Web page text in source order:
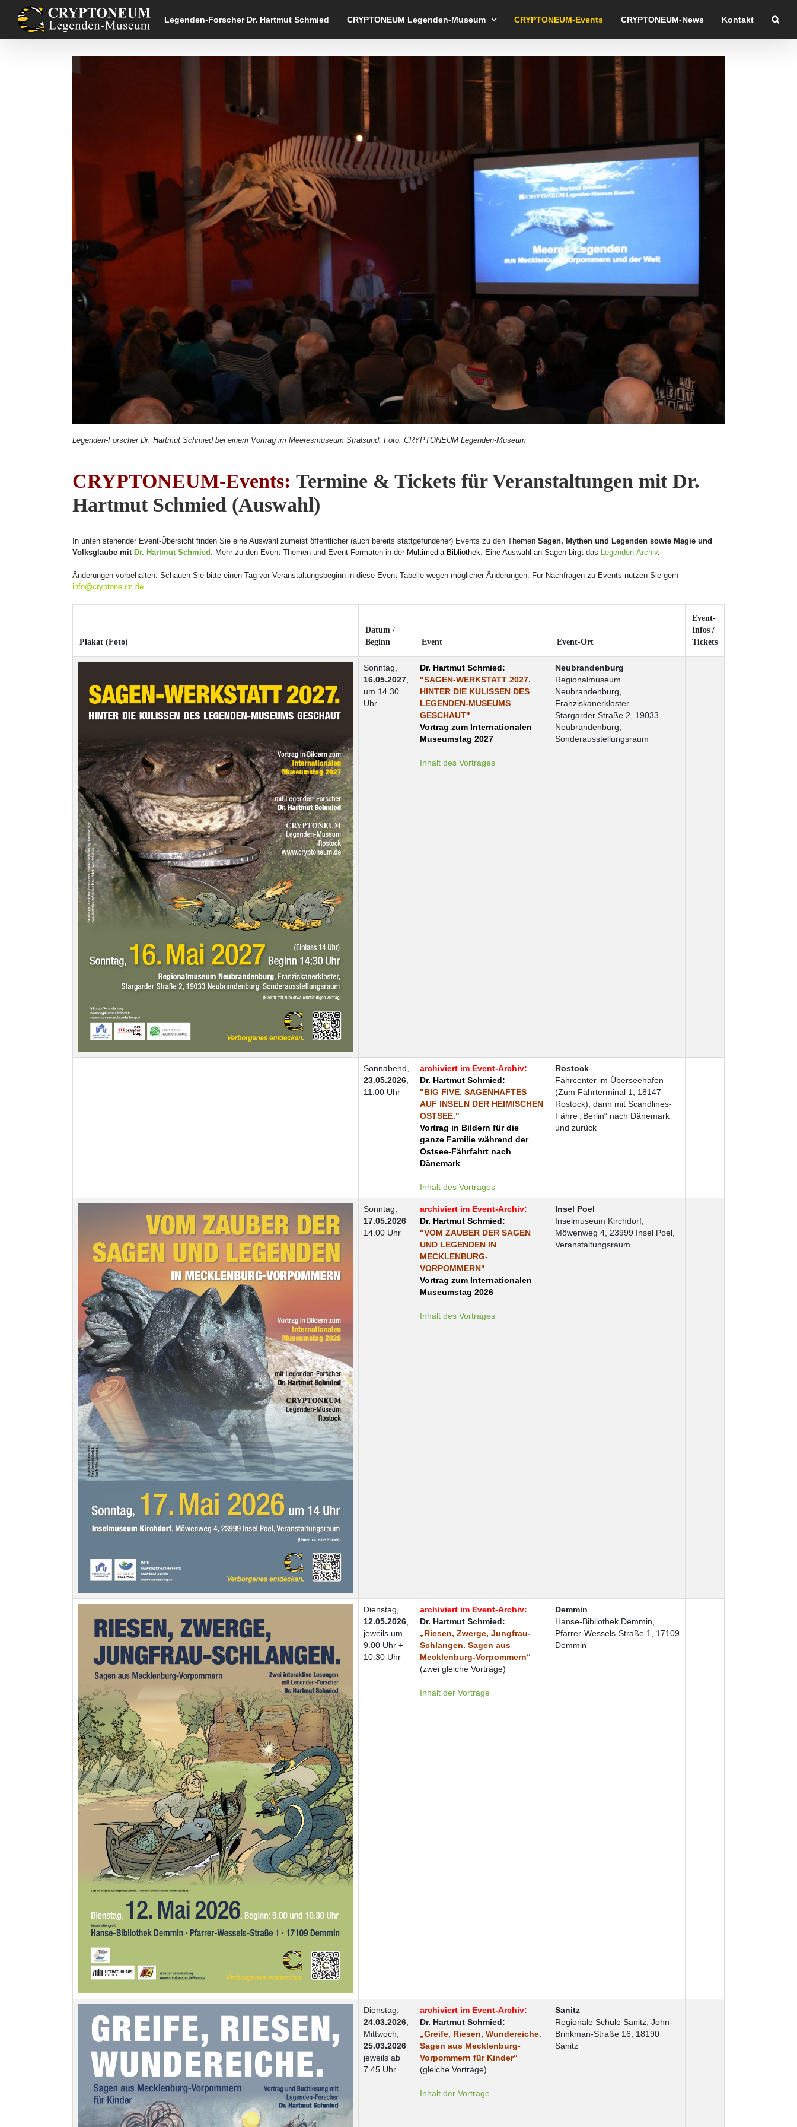
content
Legenden-Forscher Dr. Hartmut Schmied CRYPTONEUM Legenden-Museum CRYPTONEUM-Events CRYPTONEUM-News Kontakt
Legenden-Forscher Dr. Hartmut Schmied bei einem Vortrag im Meeresmuseum Stralsund. Foto: CRYPTONEUM Legenden-Museum
CRYPTONEUM-Events: Termine & Tickets für Veranstaltungen mit Dr.
Hartmut Schmied (Auswahl)
In unten stehender Event-Übersicht finden Sie eine Auswahl zumeist öffentlicher (auch bereits stattgefundener) Events zu den Themen Sagen, Mythen und Legenden sowie Magie und
Volksglaube mit Dr. Hartmut Schmied . Mehr zu den Event-Themen und Event-Formaten in der Multimedia-Bibliothek . Eine Auswahl an Sagen birgt das Legenden-Archiv.
Änderungen vorbehalten. Schauen Sie bitte einen Tag vor Veranstaltungsbeginn in diese Event-Tabelle wegen möglicher Änderungen. Für Nachfragen zu Events nutzen Sie gern
info@cryptoneum.de
Plakat (Foto)
Datum /
Beginn
Event Event-Ort
Event-
Infos /
Tickets
Sonntag,
16.05.2027
um 14.30
Uhr
Dr. Hartmut Schmied:
"SAGEN-WERKSTATT 2027.
HINTER DIE KULISSEN DES
LEGENDEN-MUSEUMS
GESCHAUT"
Vortrag zum Internationalen
Museumstag 2027
Inhalt des Vortrages
Neubrandenburg
Regionalmuseum
Neubrandenburg,
Franziskanerkloster,
Stargarder Straße 2, 19033
Neubrandenburg,
Sonderausstellungsraum
Sonnabend,
23.05.2026
11.00 Uhr
archiviert im Event-Archiv:
Dr. Hartmut Schmied:
"BIG FIVE. SAGENHAFTES
AUF INSELN DER HEIMISCHEN
OSTSEE."
Vortrag in Bildern für die
ganze Familie während der
Ostsee-Fährfahrt nach
Dänemark
Inhalt des Vortrages
Rostock
Fährcenter im Überseehafen
(Zum Fährterminal 1, 18147
Rostock), dann mit Scandlines-
Fähre „Berlin“ nach Dänemark
und zurück
Sonntag,
17.05.2026
14.00 Uhr
archiviert im Event-Archiv:
Dr. Hartmut Schmied:
"VOM ZAUBER DER SAGEN
UND LEGENDEN IN
MECKLENBURG-
VORPOMMERN"
Vortrag zum Internationalen
Museumstag 2026
Inhalt des Vortrages
Insel Poel
Inselmuseum Kirchdorf
Möwenweg 4, 23999 Insel Poel,
Veranstaltungsraum
Dienstag,
12.05.2026
jeweils um
9.00 Uhr +
10.30 Uhr
archiviert im Event-Archiv:
Dr. Hartmut Schmied:
„Riesen, Zwerge, Jungfrau-
Schlangen. Sagen aus
Mecklenburg-Vorpommern“
(zwei gleiche Vorträge)
Inhalt der Vorträge
Demmin
Hanse-Bibliothek Demmin,
Pfarrer-Wessels-Straße 1, 17109
Demmin
Dienstag,
24.03.2026
Mittwoch,
25.03.2026
jeweils ab
7.45 Uhr
archiviert im Event-Archiv:
Dr. Hartmut Schmied:
„Greife, Riesen, Wundereiche.
Sagen aus Mecklenburg-
Vorpommern für Kinder“
(gleiche Vorträge)
Inhalt der Vorträge
Sanitz
Regionale Schule Sanitz, John-
Brinkman-Straße 16, 18190
Sanitz